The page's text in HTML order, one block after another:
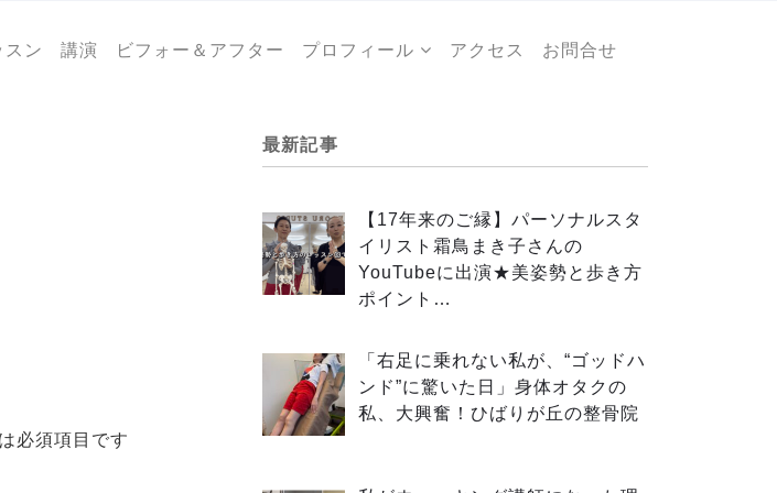
スン 講演 ビフォー＆アフター プロフィール アクセス お問合せ
必須項目です
最新記事
【17年来のご縁】パーソナルスタ
イリスト霜鳥まき子さんの
YouTubeに出演★美姿勢と歩き方
ポイント…
「右足に乗れない私が、“ゴッドハ
ンド”に驚いた日」身体オタクの
私、大興奮！ひばりが丘の整骨院